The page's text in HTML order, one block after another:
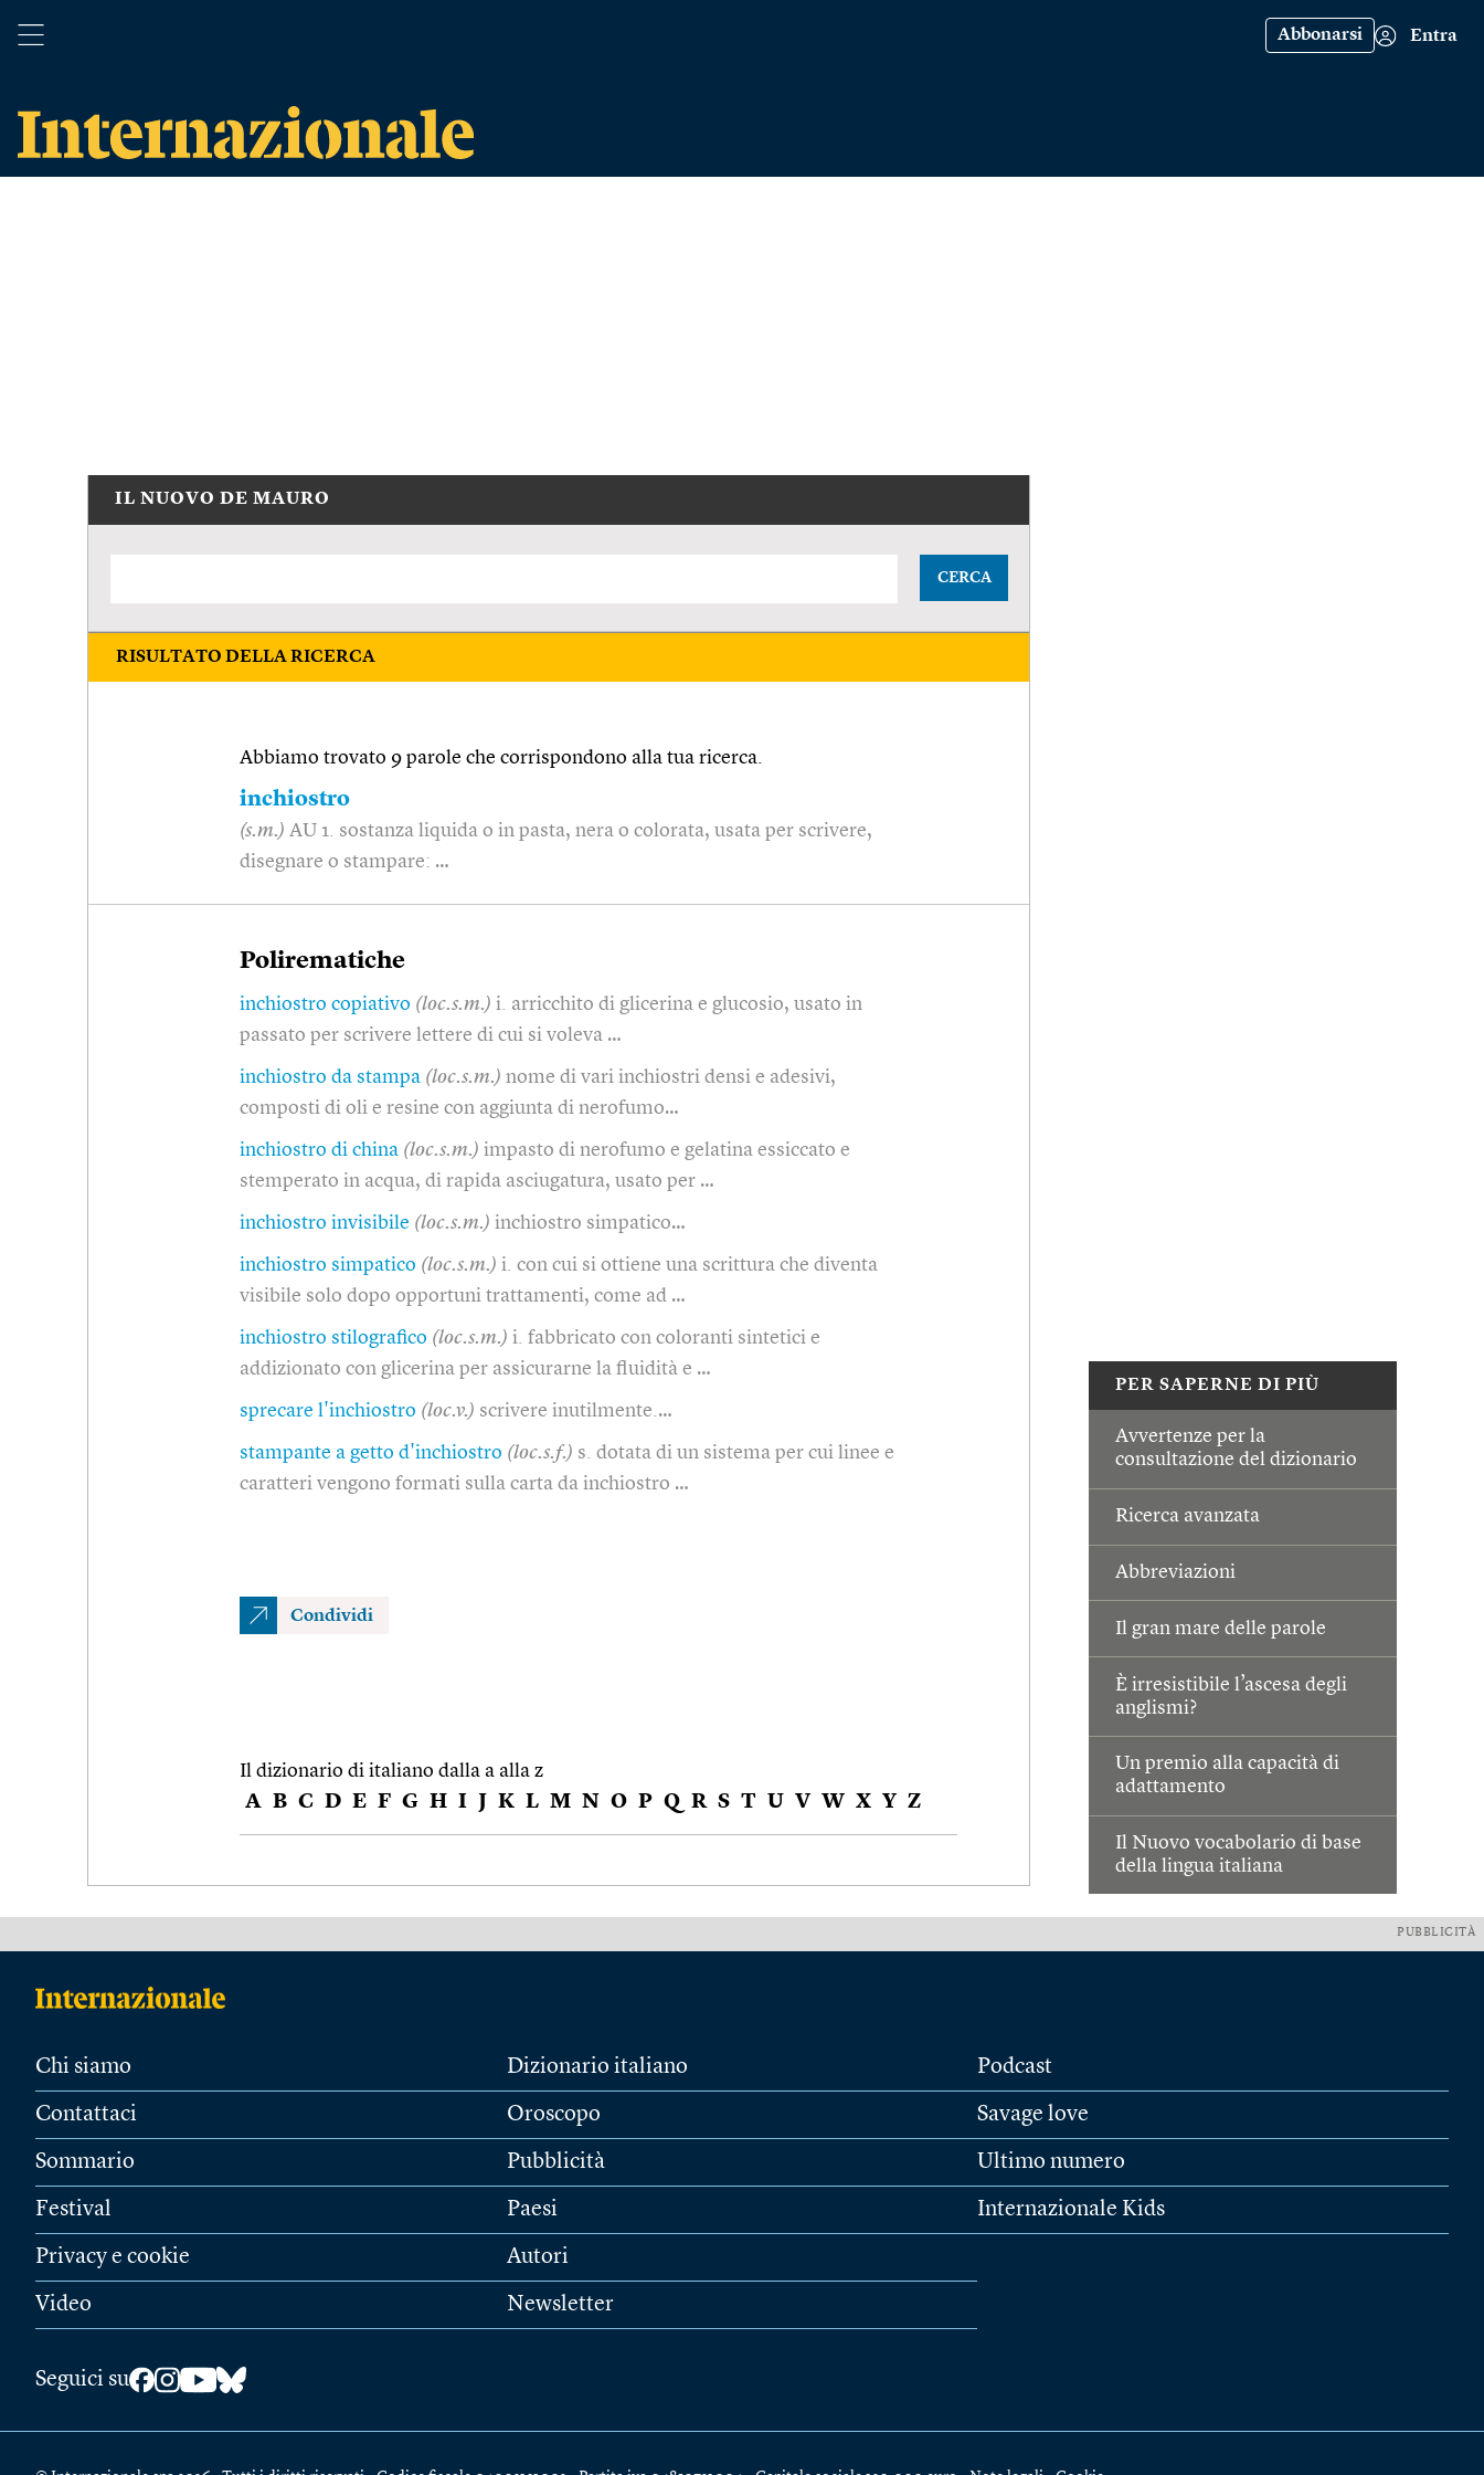
Abbonarsi Entra
PER SAPERNE DI PIÙ
Avvertenze per la
consultazione del dizionario
Ricerca avanzata
Abbreviazioni
Il gran mare delle parole
È irresistibile l’ascesa degli
anglismi?
Un premio alla capacità di
adattamento
Il Nuovo vocabolario di base
della lingua italiana
IL NUOVO DE MAURO
CERCA
RISULTATO DELLA RICERCA
Abbiamo trovato 9 parole che corrispondono alla tua ricerca.
inchiostro
(s.m.) AU 1. sostanza liquida o in pasta, nera o colorata, usata per scrivere,
disegnare o stampare: …
Polirematiche
inchiostro copiativo (loc.s.m.) i. arricchito di glicerina e glucosio, usato in
passato per scrivere lettere di cui si voleva …
inchiostro da stampa (loc.s.m.) nome di vari inchiostri densi e adesivi,
composti di oli e resine con aggiunta di nerofumo…
inchiostro di china (loc.s.m.) impasto di nerofumo e gelatina essiccato e
stemperato in acqua, di rapida asciugatura, usato per …
inchiostro invisibile (loc.s.m.) inchiostro simpatico…
inchiostro simpatico (loc.s.m.) i. con cui si ottiene una scrittura che diventa
visibile solo dopo opportuni trattamenti, come ad …
inchiostro stilografico (loc.s.m.) i. fabbricato con coloranti sintetici e
addizionato con glicerina per assicurarne la fluidità e …
sprecare l'inchiostro (loc.v.) scrivere inutilmente.…
stampante a getto d'inchiostro (loc.s.f.) s. dotata di un sistema per cui linee e
caratteri vengono formati sulla carta da inchiostro …
Condividi
Il dizionario di italiano dalla a alla z
A B C D E F G H I J K L M N O P Q R S T U V W X Y Z
PUBBLICITÀ
Chi siamo
Contattaci
Sommario
Festival
Privacy e cookie
Video
Dizionario italiano
Oroscopo
Pubblicità
Paesi
Autori
Newsletter
Podcast
Savage love
Ultimo numero
Internazionale Kids
Seguici su